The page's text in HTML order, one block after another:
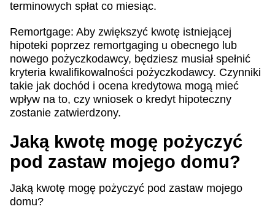
terminowych spłat co miesiąc.
Remortgage: Aby zwiększyć kwotę istniejącej
hipoteki poprzez remortgaging u obecnego lub
nowego pożyczkodawcy, będziesz musiał spełnić
kryteria kwalifikowalności pożyczkodawcy. Czynniki
takie jak dochód i ocena kredytowa mogą mieć
wpływ na to, czy wniosek o kredyt hipoteczny
zostanie zatwierdzony.
Jaką kwotę mogę pożyczyć
pod zastaw mojego domu?
Jaką kwotę mogę pożyczyć pod zastaw mojego
domu?